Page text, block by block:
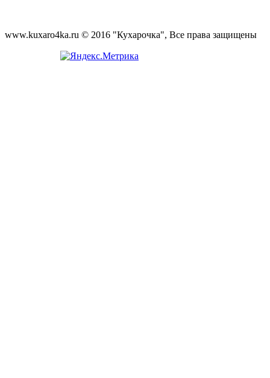
www.kuxaro4ka.ru © 2016 "Кухарочка", Все права защищены